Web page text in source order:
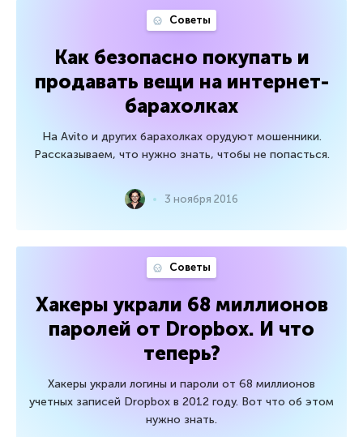
Советы
Как безопасно покупать и
продавать вещи на интернет-
барахолках
На Avito и других барахолках орудуют мошенники.
Рассказываем, что нужно знать, чтобы не попасться.
3 ноября 2016
Советы
Хакеры украли 68 миллионов
паролей от Dropbox. И что
теперь?
Хакеры украли логины и пароли от 68 миллионов
учетных записей Dropbox в 2012 году. Вот что об этом
нужно знать.